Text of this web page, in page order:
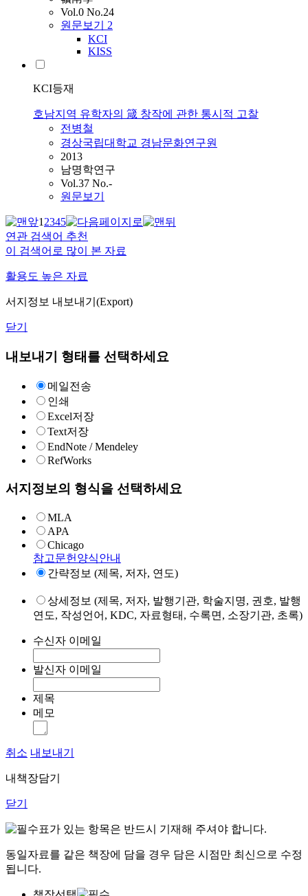
Vol.0 No.24
원문보기 2
KCI
KISS
KCI등재
호남지역 유학자의 箴 창작에 관한 통시적 고찰
전병철
경상국립대학교 경남문화연구원
2013
남명학연구
Vol.37 No.-
원문보기
12345
연관 검색어 추천
이 검색어로 많이 본 자료
활용도 높은 자료
서지정보 내보내기(Export)
닫기
내보내기 형태를 선택하세요
메일전송
인쇄
Excel저장
Text저장
EndNote / Mendeley
RefWorks
서지정보의 형식을 선택하세요
MLA
APA
Chicago
참고문헌양식안내
간략정보 (제목, 저자, 연도)
상세정보 (제목, 저자, 발행기관, 학술지명, 권호, 발행
연도, 작성언어, KDC, 자료형태, 수록면, 소장기관, 초록)
수신자 이메일
발신자 이메일
제목
메모
취소 내보내기
내책장담기
닫기
표가 있는 항목은 반드시 기재해 주셔야 합니다.
동일자료를 같은 책장에 담을 경우 담은 시점만 최신으로 수정
됩니다.